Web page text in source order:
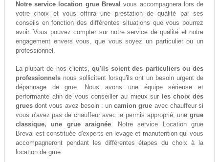
Notre service location grue Breval vous accompagnera lors de
votre choix et vous offrira une prestation de qualité par ses
conseils en fonction des différentes situations que vous pourrez
avoir. Vous pouvez compter sur notre service de qualité et notre
engagement envers vous, que vous soyez un particulier ou un
professionnel.
La plupart de nos clients, qu'ils soient des particuliers ou des
professionnelsnous sollicitent lorsqu'ils ont un besoin urgent de
dépannage de grue. Nous avons une équipe sérieuse et
performante afin de vous conseiller au mieux sur
les choix des
gruesdont vous avez besoin : uncamion grue avec chauffeur si
vous n'avez pas de chauffeur avec le permis approprié, unegrue
classique, une grue araignée. Notre service Location grue
Breval est constituée d'experts en levage et manutention qui vous
accompagneront pendant les différentes étapes du choix à la
location de grue.